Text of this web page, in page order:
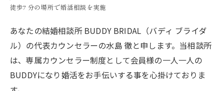
徒歩7 分の場所で婚活相談を実施
あなたの結婚相談所 BUDDY BRIDAL（バディ ブライダ
ル）の代表カウンセラーの水島 徹と申します。当相談所
は、専属カウンセラー制度として会員様の一人一人の
BUDDYになり婚活をお手伝いする事を心掛けておりま